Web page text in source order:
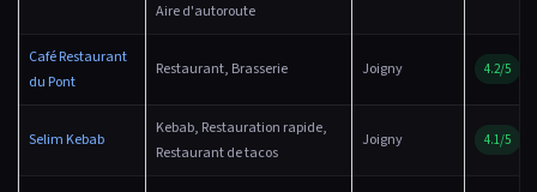
Aire d'autoroute
Café Restaurant
du Pont
Restaurant, Brasserie Joigny 4.2/5
Selim Kebab
Kebab, Restauration rapide,
Restaurant de tacos
Joigny 4.1/5